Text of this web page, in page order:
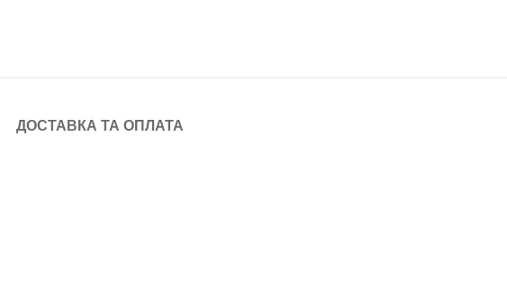
ДОСТАВКА ТА ОПЛАТА